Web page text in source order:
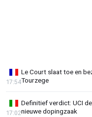
Le Court slaat toe en
Tourzege
17:54
Definitief verdict: UCI
nieuwe dopingzaak
17:02